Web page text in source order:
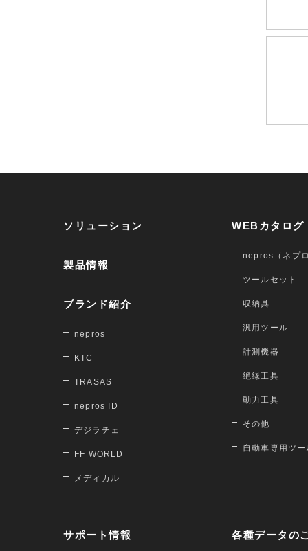
ソリューション
製品情報
ブランド紹介
nepros
KTC
TRASAS
nepros ID
デジラチェ
FF WORLD
メディカル
WEBカタログ
nepros（ネプ
ツールセット
収納具
汎用ツール
計測機器
絶縁工具
動力工具
その他
自動車専用ツー
サポート情報 各種データの